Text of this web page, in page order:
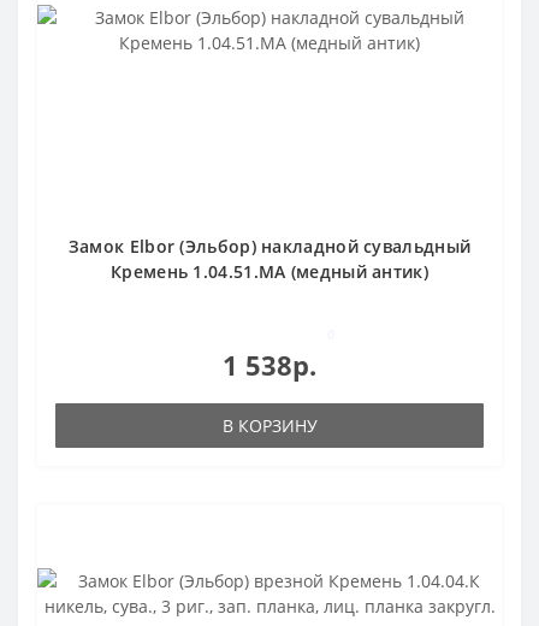
Замок Elbor (Эльбор) накладной сувальдный
Кремень 1.04.51.МА (медный антик)
1 538р.
В КОРЗИНУ